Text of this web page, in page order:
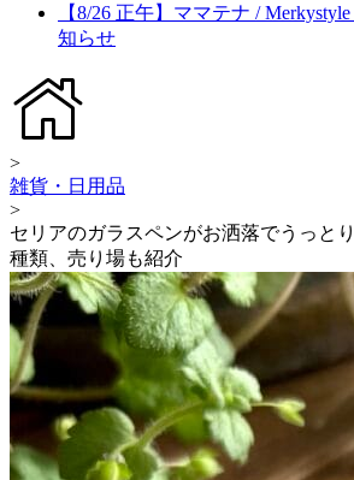
【8/26 正午】ママテナ /
知らせ
>
雑貨・日用品
>
セリアのガラスペンがお洒落でうっと
種類、売り場も紹介